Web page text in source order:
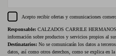
Acepto recibir ofertas y comunicaciones
Responsable: CALZADOS CARRILE
información sobre productos y servicios propios al
Destinatarios: No se comunicarán los datos a
datos, así como otros derechos, como se explica en